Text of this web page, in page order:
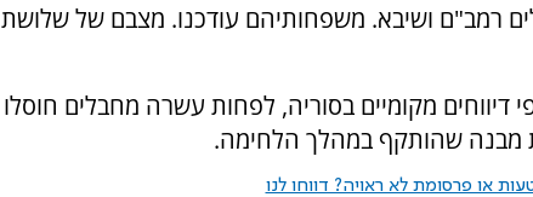
רמב"ם ושיבא. משפחותיהם עודכנו. מצבם של שלושת
מקומיים בסוריה, לפחות עשרה מחבלים חוסלו
מבנה שהותקף במהלך הלחימה.
או פרסומת לא ראויה? דווחו לנו